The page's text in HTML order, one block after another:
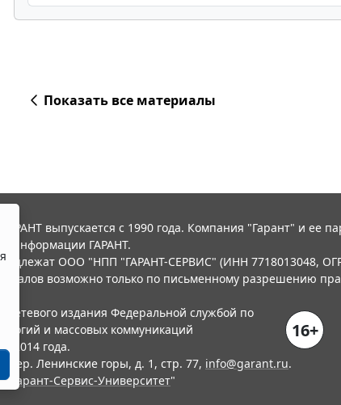
Показать все материалы
выпускается с 1990 года. Компания "Гарант" и ее
информации ГАРАНТ.
ООО "НПП "ГАРАНТ-СЕРВИС" (ИНН 7718013048,
возможно только по письменному разрешению
сетевого издания Федеральной службой по
и массовых коммуникаций
2014 года.
16+
тер. Ленинские горы, д. 1, стр. 77, info@garant.ru.
"
Гарант-Сервис-Университет"